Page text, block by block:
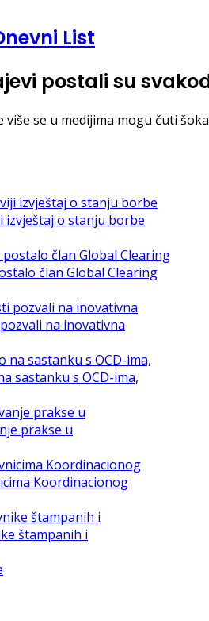
List
postali su
više se u medijima mogu čuti
izvještaj o stanju borbe
član Global Clearing
na inovativna
sastanku s OCD-ima,
prakse u
Koordinacionog
štampanih i